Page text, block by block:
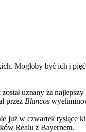
Mogłoby być ich i
uznany za
przez Blancos
już w czwartek tysiące
Realu z Bayernem.